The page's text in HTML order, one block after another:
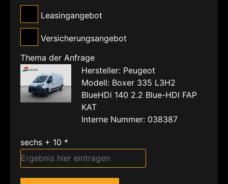
Leasingangebot
Versicherungsangebot
Thema der Anfrage
Hersteller: Peugeot
Modell: Boxer 335 L3H2
BlueHDi 140 2.2 Blue-HDI FAP
KAT
Interne Nummer: 038387
sechs + 10 *